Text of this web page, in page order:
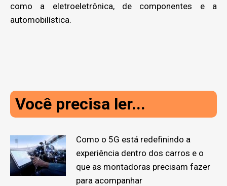
como a eletroeletrônica, de componentes e a
automobilística.
Você precisa ler...
Como o 5G está redefinindo a
experiência dentro dos carros e o
que as montadoras precisam fazer
para acompanhar